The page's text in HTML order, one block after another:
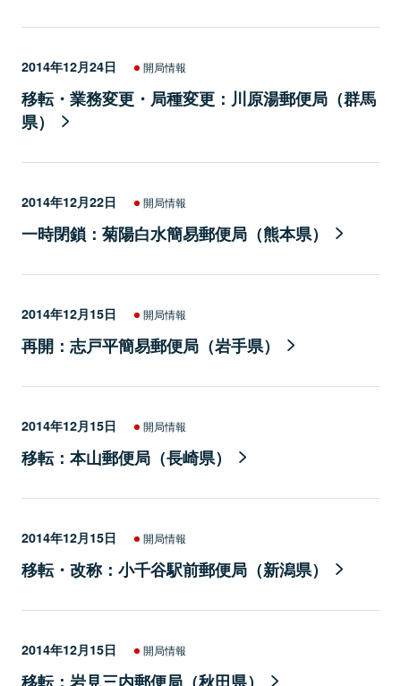
2014年12月24日 開局情報
移転・業務変更・局種変更：川原湯郵便局（群馬
県）
2014年12月22日 開局情報
一時閉鎖：菊陽白水簡易郵便局（熊本県）
2014年12月15日 開局情報
再開：志戸平簡易郵便局（岩手県）
2014年12月15日 開局情報
移転：本山郵便局（長崎県）
2014年12月15日 開局情報
移転・改称：小千谷駅前郵便局（新潟県）
2014年12月15日 開局情報